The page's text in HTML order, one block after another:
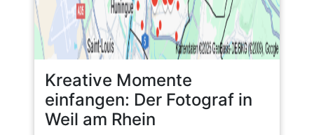
Kreative Momente
einfangen: Der Fotograf in
Weil am Rhein